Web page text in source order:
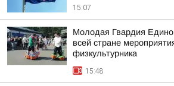
15:07
Молодая Гвардия
всей стране
физкультурника
15:48